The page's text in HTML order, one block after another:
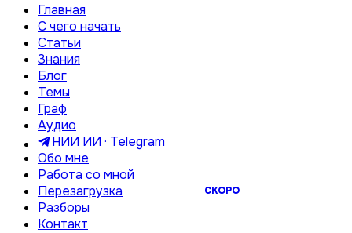
Главная
С чего начать
Статьи
Знания
Блог
Темы
Граф
Аудио
НИИ ИИ · Telegram
Обо мне
Работа со мной
Перезагрузка
СКОРО
Разборы
Контакт